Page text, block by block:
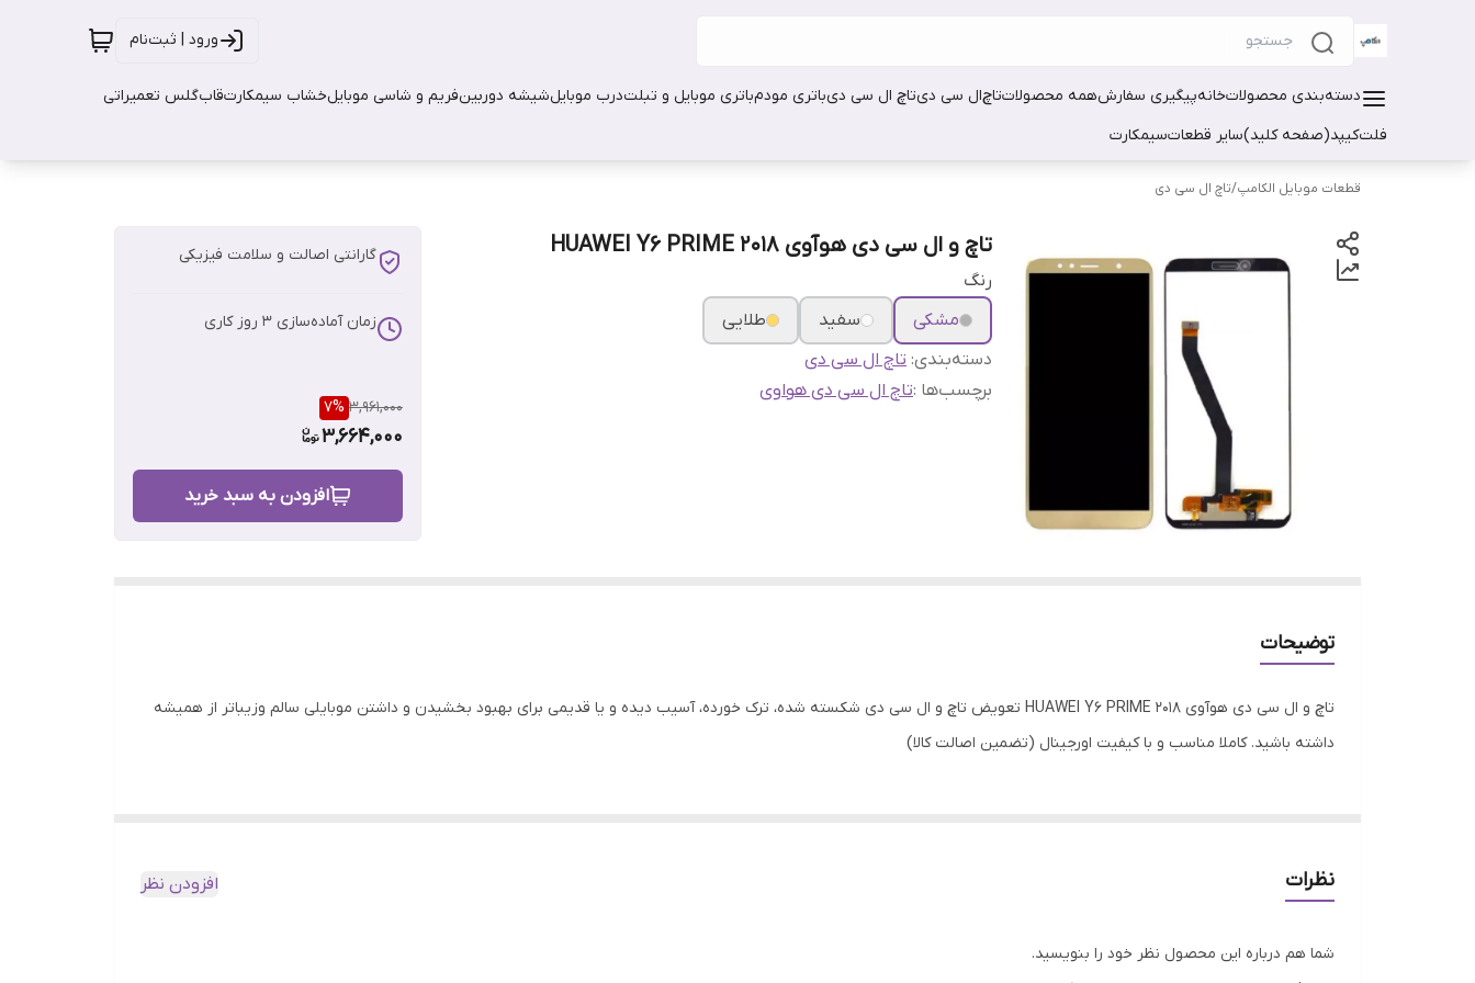
ورود | ثبت‌نام
دسته‌بندی محصولاتخانهپیگیری سفارشهمه محصولاتتاچال سی دیتاچ ال سی دیباتری مودمباتری موبایل و تبلتدرب موبایلشیشه دوربینفریم و شاسی موبایلخشاب سیمکارتقابگلس تعمیراتی
فلتکیپد(صفحه کلید)سایر قطعاتسیمکارت
قطعات موبایل الکامپ/تاچ ال سی دی
تاچ و ال سی دی هوآوی HUAWEI Y6 PRIME 2018
رنگ
مشکی
سفید
طلایی
دسته‌بندی: تاچ ال سی دی
برچسب‌ها :تاچ ال سی دی هواوی
گارانتی اصالت و سلامت فیزیکی
زمان آماده‌سازی 3 روز کاری
3,961,000
7%
3,664,000
افزودن به سبد خرید
توضیحات
تاچ و ال سی دی هوآوی HUAWEI Y6 PRIME 2018 تعویض تاچ و ال سی دی شکسته شده، ترک خورده، آسیب دیده و یا قدیمی برای بهبود بخشیدن و داشتن موبایلی سالم وزیباتر از همیشه
داشته باشید. کاملا مناسب و با کیفیت اورجینال (تضمین اصالت کالا)
نظرات افزودن نظر
شما هم درباره این محصول نظر خود را بنویسید.